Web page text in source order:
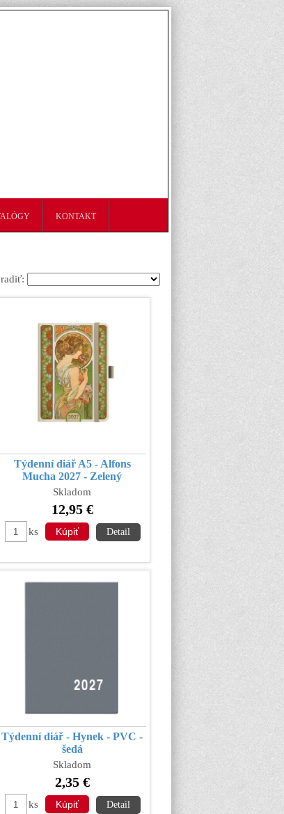
KONTAKT
Týdenní diář A5 - Alfons
Mucha 2027 - Zelený
Skladom
12,95 €
ks Detail
Týdenní diář - Hynek - PVC -
šedá
Skladom
2,35 €
ks Detail